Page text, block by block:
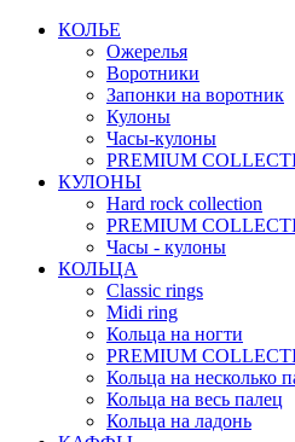
КОЛЬЕ
Ожерелья
Воротники
Запонки на воротник
Кулоны
Часы-кулоны
PREMIUM
КУЛОНЫ
Hard rock collection
PREMIUM
Часы - кулоны
КОЛЬЦА
Classic rings
Midi ring
Кольца на ногти
PREMIUM
Кольца на несколько
Кольца на весь палец
Кольца на ладонь